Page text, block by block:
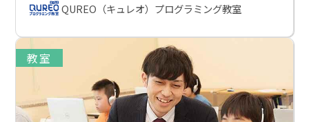
QUREO（キュレオ）プログラミング教室
教室